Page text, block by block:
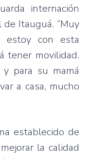
internación
Itauguá. “Muy
estoy con esta
tener movilidad.
para su mamá
a casa, mucho
establecido de
la calidad